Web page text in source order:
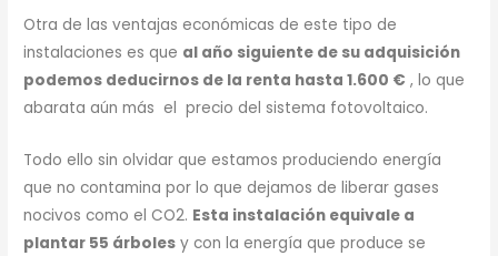
Otra de las ventajas económicas de este tipo de
instalaciones es que al año siguiente de su adquisición
podemos deducirnos de la renta hasta 1.600 € , lo que
abarata aún más el precio del sistema fotovoltaico.
Todo ello sin olvidar que estamos produciendo energía
que no contamina por lo que dejamos de liberar gases
nocivos como el CO2. Esta instalación equivale a
plantar 55 árboles y con la energía que produce se